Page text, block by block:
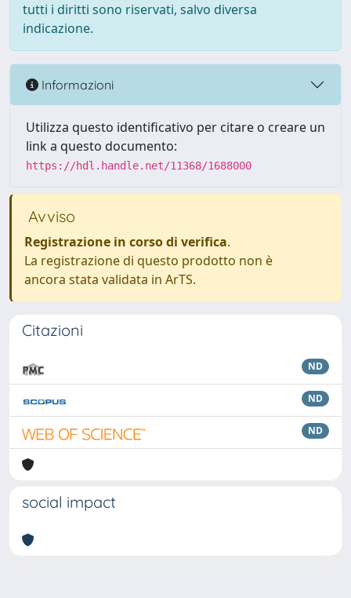
tutti i diritti sono riservati, salvo diversa
indicazione.
Informazioni
Utilizza questo identificativo per citare o creare un
link a questo documento:
https://hdl.handle.net/11368/1688000
Avviso
Registrazione in corso di verifica.
La registrazione di questo prodotto non è
ancora stata validata in ArTS.
Citazioni
ND
ND
ND
social impact